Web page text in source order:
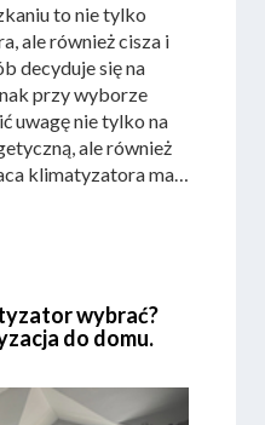
to nie tylko
ale również cisza i
decyduje się na
przy wyborze
uwagę nie tylko na
ale również
klimatyzatora ma
wybrać?
do domu.